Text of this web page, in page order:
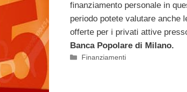
finanziamento personale in
periodo potete valutare anche
offerte per i privati attive
Banca Popolare di Milano.
Categorie
Finanziamenti